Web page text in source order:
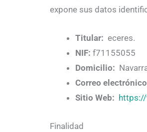
expone sus datos
Titular: eceres.
NIF: f71155055
Domicilio:
Correo
Sitio Web:
Finalidad